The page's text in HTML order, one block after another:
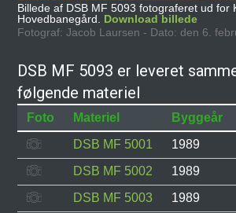
Billede af DSB MF 5093 fotograferet ud for
Hovedbanegård. Download billede
Fotograf: Jacob Laursen - Dato: den 6.
DSB MF 5093 er leveret
følgende materiel
Foto Materiel Byggeår
DSB MF 5001
1989
DSB MF 5002
1989
DSB MF 5003
1989